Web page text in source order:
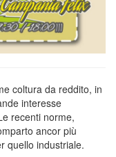
coltura da reddito, in
interesse
recenti norme,
ancor più
quello industriale.